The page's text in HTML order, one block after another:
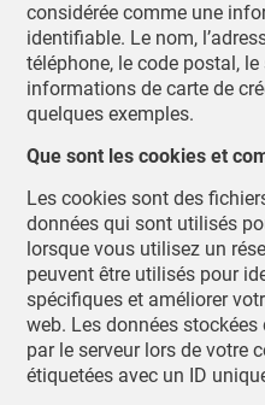
considérée comme une
identifiable. Le nom,
téléphone, le code postal, le
informations de carte de
quelques exemples.
Que sont les cookies et
Les cookies sont des
données qui sont utilisés
lorsque vous utilisez un
peuvent être utilisés pour
spécifiques et améliorer
web. Les données
par le serveur lors de votre
étiquetées avec un ID